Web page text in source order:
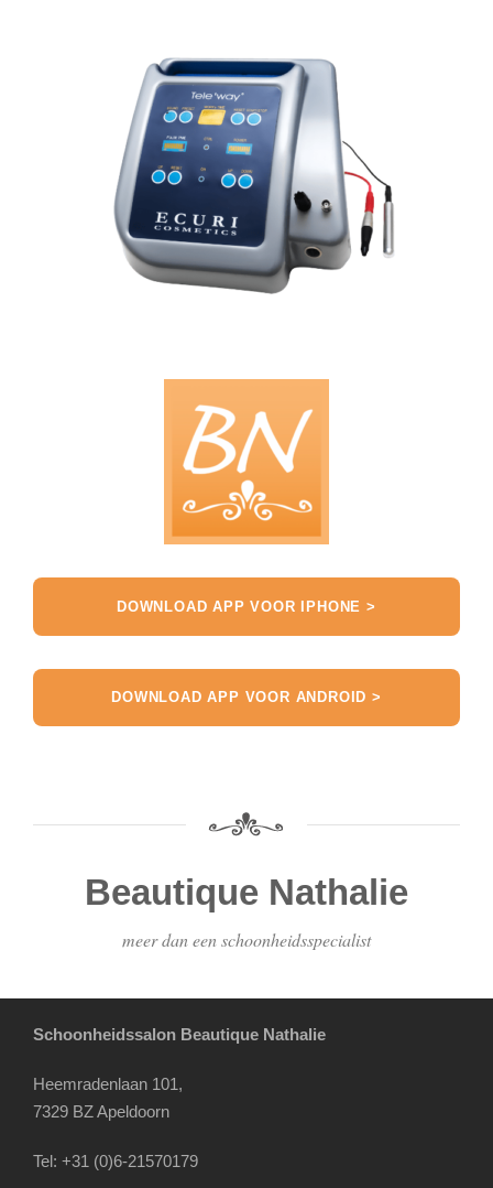
DOWNLOAD APP VOOR IPHONE >
DOWNLOAD APP VOOR ANDROID >
Beautique Nathalie
meer dan een schoonheidsspecialist
Schoonheidssalon Beautique Nathalie
Heemradenlaan 101,
7329 BZ Apeldoorn
Tel: +31 (0)6-21570179